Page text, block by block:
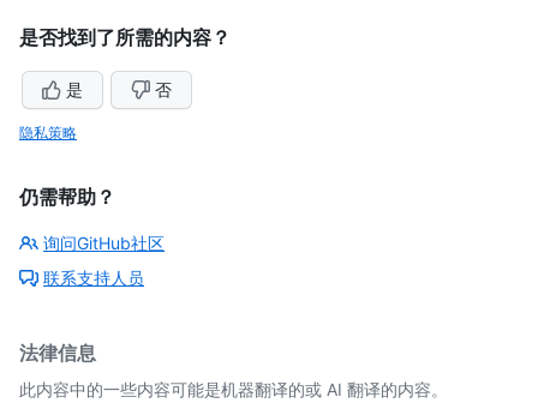
是否找到了所需的内容？
是 否
隐私策略
仍需帮助？
询问GitHub社区
联系支持人员
法律信息
此内容中的一些内容可能是机器翻译的或 AI 翻译的内容。